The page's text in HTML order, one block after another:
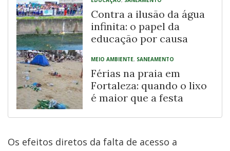
Contra a ilusão da água
infinita: o papel da
educação por causa
MEIO AMBIENTE, SANEAMENTO
Férias na praia em
Fortaleza: quando o lixo
é maior que a festa
Os efeitos diretos da falta de acesso a